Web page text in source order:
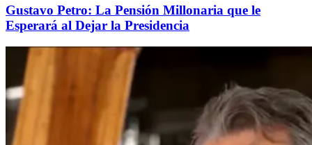
Gustavo Petro: La Pensión Millonaria que le
Esperará al Dejar la Presidencia